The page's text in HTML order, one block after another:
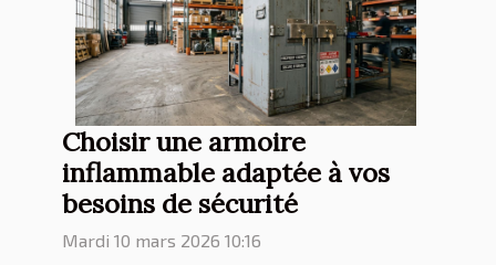
Choisir une armoire
inflammable adaptée à vos
besoins de sécurité
Mardi 10 mars 2026 10:16